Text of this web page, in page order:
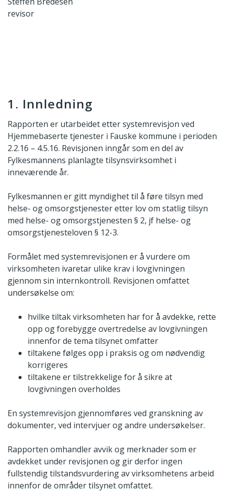
revisor
1. Innledning
Rapporten er utarbeidet etter systemrevisjon ved
Hjemmebaserte tjenester i Fauske kommune i perioden
2.2.16 – 4.5.16. Revisjonen inngår som en del av
Fylkesmannens planlagte tilsynsvirksomhet i
inneværende år.
Fylkesmannen er gitt myndighet til å føre tilsyn med
helse- og omsorgstjenester etter lov om statlig tilsyn
med helse- og omsorgstjenesten § 2, jf helse- og
omsorgstjenesteloven § 12-3.
Formålet med systemrevisjonen er å vurdere om
virksomheten ivaretar ulike krav i lovgivningen
gjennom sin internkontroll. Revisjonen omfattet
undersøkelse om:
hvilke tiltak virksomheten har for å avdekke, rette
opp og forebygge overtredelse av lovgivningen
innenfor de tema tilsynet omfatter
tiltakene følges opp i praksis og om nødvendig
korrigeres
tiltakene er tilstrekkelige for å sikre at
lovgivningen overholdes
En systemrevisjon gjennomføres ved granskning av
dokumenter, ved intervjuer og andre undersøkelser.
Rapporten omhandler avvik og merknader som er
avdekket under revisjonen og gir derfor ingen
fullstendig tilstandsvurdering av virksomhetens arbeid
innenfor de områder tilsynet omfattet.